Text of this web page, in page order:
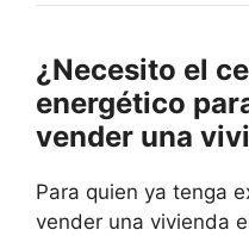
¿Necesito el
energético
vender una
Para quien ya tenga
vender una vivienda